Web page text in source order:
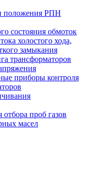
положения РПН
состояния обмоток
холостого хода,
замыкания
трансформаторов
приборы контроля
проб газов
масел